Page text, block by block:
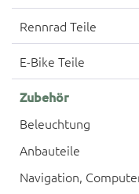
Rennrad Teile
E-Bike Teile
Zubehör
Beleuchtung
Anbauteile
Navigation,